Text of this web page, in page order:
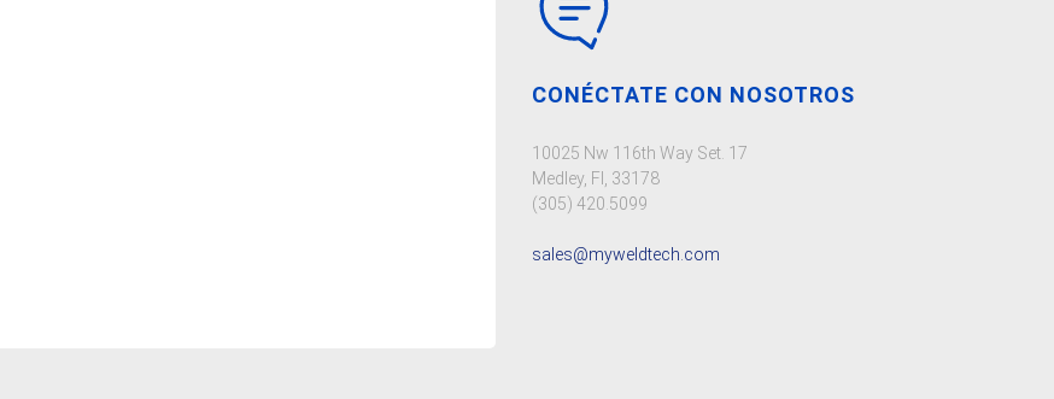
CONÉCTATE CON NOSOTROS
10025 Nw 116th Way Set. 17
Medley, Fl, 33178
(305) 420.5099
sales@myweldtech.com